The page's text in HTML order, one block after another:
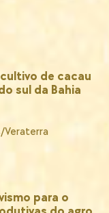
de cacau
sul da Bahia
Veraterra
para o